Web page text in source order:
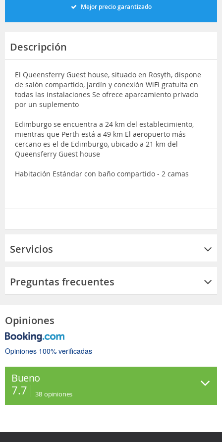
Mejor precio garantizado
Descripción
El Queensferry Guest house, situado en Rosyth, dispone
de salón compartido, jardín y conexión WiFi gratuita en
todas las instalaciones Se ofrece aparcamiento privado
por un suplemento
Edimburgo se encuentra a 24 km del establecimiento,
mientras que Perth está a 49 km El aeropuerto más
cercano es el de Edimburgo, ubicado a 21 km del
Queensferry Guest house
Habitación Estándar con baño compartido - 2 camas
Servicios
Preguntas frecuentes
Opiniones
Opiniones 100% verificadas
Bueno
7.7 38 opiniones